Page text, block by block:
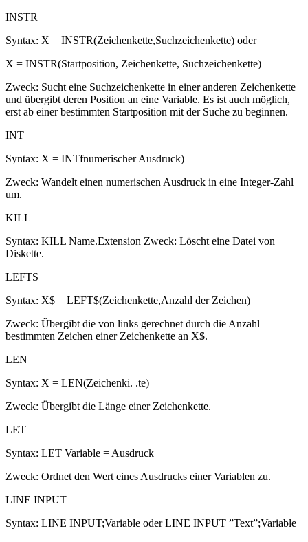
INSTR
Syntax: X = INSTR(Zeichenkette,Suchzeichenkette) oder
X = INSTR(Startposition, Zeichenkette, Suchzeichenkette)
Zweck: Sucht eine Suchzeichenkette in einer anderen Zeichenkette
und übergibt deren Position an eine Variable. Es ist auch möglich,
erst ab einer bestimmten Startposition mit der Suche zu beginnen.
INT
Syntax: X = INTfnumerischer Ausdruck)
Zweck: Wandelt einen numerischen Ausdruck in eine Integer-Zahl
um.
KILL
Syntax: KILL Name.Extension Zweck: Löscht eine Datei von
Diskette.
LEFTS
Syntax: X$ = LEFT$(Zeichenkette,Anzahl der Zeichen)
Zweck: Übergibt die von links gerechnet durch die Anzahl
bestimmten Zeichen einer Zeichenkette an X$.
LEN
Syntax: X = LEN(Zeichenki. .te)
Zweck: Übergibt die Länge einer Zeichenkette.
LET
Syntax: LET Variable = Ausdruck
Zweck: Ordnet den Wert eines Ausdrucks einer Variablen zu.
LINE INPUT
Syntax: LINE INPUT;Variable oder LINE INPUT ”Text”;Variable